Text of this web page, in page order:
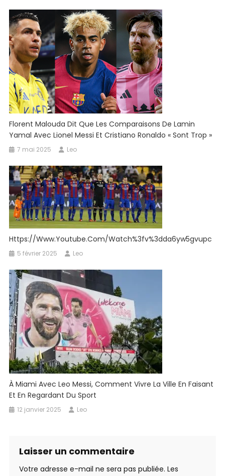
Tempo.co
Florent Malouda Dit Que Les Comparaisons De Lamin
Yamal Avec Lionel Messi Et Cristiano Ronaldo « Sont Trop »
7 mai 2025 Leo
Https://www.youtube.com/watch%3fv%3dda6yw5gvupc
5 février 2025 Leo
À Miami Avec Leo Messi, Comment Vivre La Ville En Faisant
Et En Regardant Du Sport
12 janvier 2025 Leo
Laisser un commentaire
Votre adresse e-mail ne sera pas publiée. Les